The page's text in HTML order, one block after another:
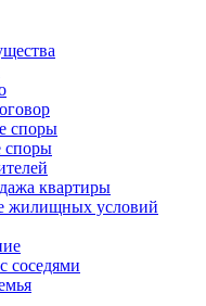
споры
споры
квартиры
жилищных условий
соседями